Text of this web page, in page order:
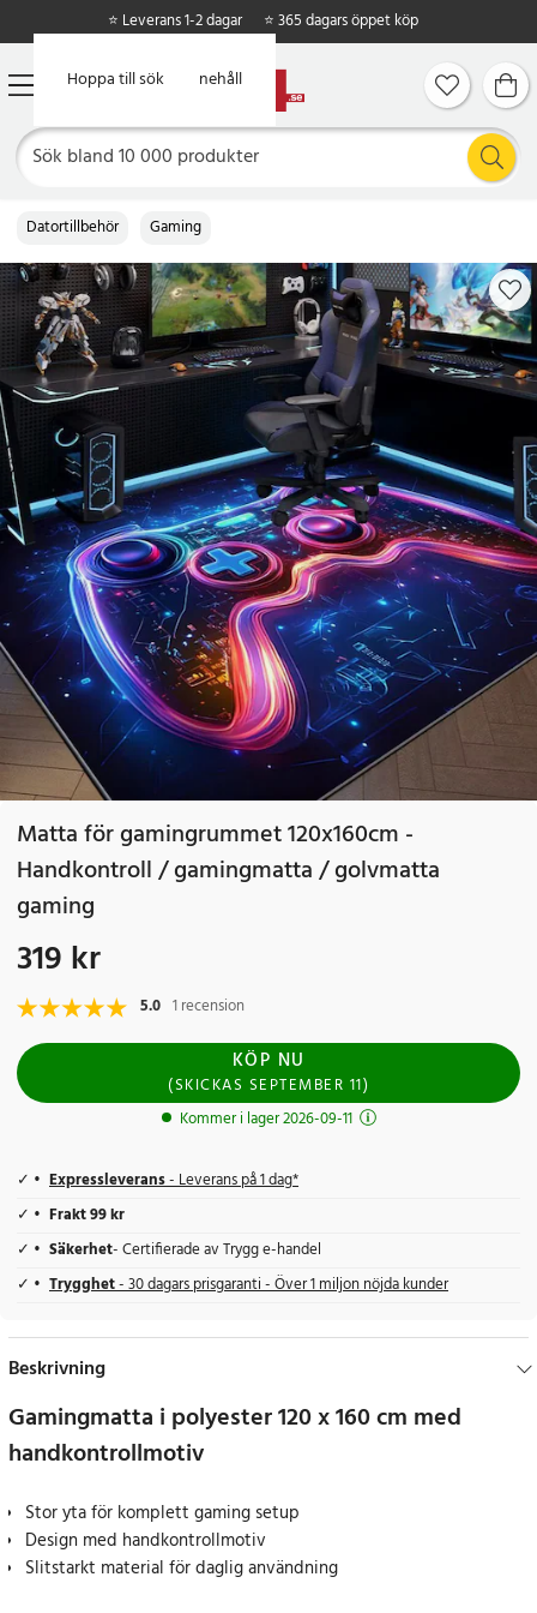
Hoppa till huvudinnehåll
Hoppa till sök
⭐ Leverans 1-2 dagar ⭐ 365 dagars öppet köp
Datortillbehör Gaming
Matta för gamingrummet 120x160cm -
Handkontroll / gamingmatta / golvmatta
gaming
Pris:319 kr
319 kr
5.0 1 recension
KÖP NU
(SKICKAS SEPTEMBER 11)
Kommer i lager 2026-09-11
Expressleverans- Leverans på 1 dag*
Frakt 99 kr
Säkerhet- Certifierade av Trygg e-handel
Trygghet- 30 dagars prisgaranti - Över 1 miljon nöjda kunder
Beskrivning
Gamingmatta i polyester 120 x 160 cm med
handkontrollmotiv
Stor yta för komplett gaming setup
Design med handkontrollmotiv
Slitstarkt material för daglig användning